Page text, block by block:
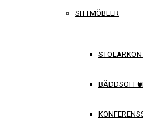
SITTMÖBLER
STOLAR